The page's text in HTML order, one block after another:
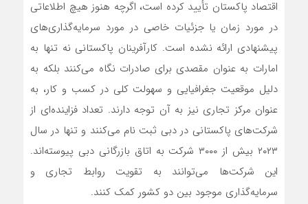
اقتصاد پاکستان تأیید کرده است، اگرچه هنوز هیچ اطلاعاتی
در مورد زمان یا جزئیات خاصی در مورد سرمایه‌گذاری‌های
پیشنهادی ارائه نشده است. کارآفرینان پاکستانی نه تنها به
امارات به عنوان مقصدی برای صادرات نگاه می‌کنند بلکه به
دلیل موقعیت جغرافیایی و سهولت کلی در کسب و کار، به
عنوان مرکز تجاری نیز به آن توجه دارند. تعداد فزاینده‌ای از
شرکت‌های پاکستانی در دبی ثبت نام می‌کنند و تنها در سال
۲۰۲۳ بیش از ۳۰۰۰ شرکت به اتاق بازرگانی دبی پیوسته‌اند.
این شرکت‌ها می‌توانند به تقویت روابط تجاری و
سرمایه‌گذاری موجود بین دو کشور کمک کنند.